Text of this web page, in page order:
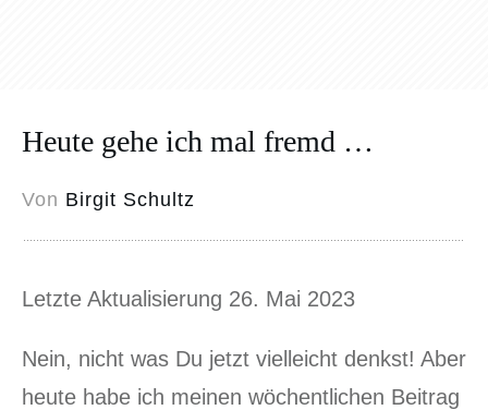
Heute gehe ich mal fremd …
Von Birgit Schultz
Letzte Aktualisierung 26. Mai 2023
Nein, nicht was Du jetzt vielleicht denkst! Aber
heute habe ich meinen wöchentlichen Beitrag